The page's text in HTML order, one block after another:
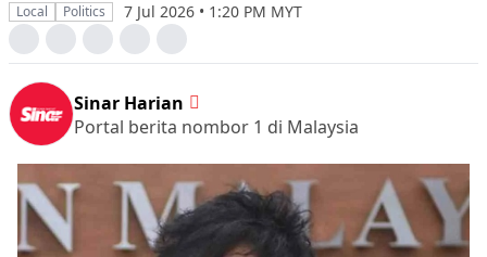
Local Politics 7 Jul 2026 • 1:20 PM MYT
Sinar Harian
Portal berita nombor 1 di Malaysia